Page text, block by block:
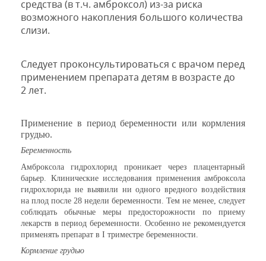
средства (в т.ч. амброксол) из-за риска
возможного накопления большого количества
слизи.
Следует проконсультироваться с врачом перед
применением препарата детям в возрасте до
2 лет.
Применение в период беременности или кормления
грудью.
Беременность
Амброксола гидрохлорид проникает через плацентарный
барьер. Клинические исследования применения амброксола
гидрохлорида не выявили ни одного вредного воздействия
на плод после 28 недели беременности. Тем не менее, следует
соблюдать обычные меры предосторожности по приему
лекарств в период беременности. Особенно не рекомендуется
применять препарат в I триместре беременности.
Кормление грудью